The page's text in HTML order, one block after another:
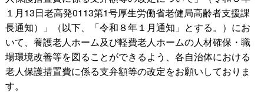
１月13日老高発0113第1号厚生労働省老健局高齢者支援課
長通知）」（以下、「令和８年１月通知」とする。）にお
いて、養護老人ホーム及び軽費老人ホームの人材確保・職
場環境改善等を図ることができるよう、各自治体における
老人保護措置費に係る支弁額等の改定をお願いしておりま
す。